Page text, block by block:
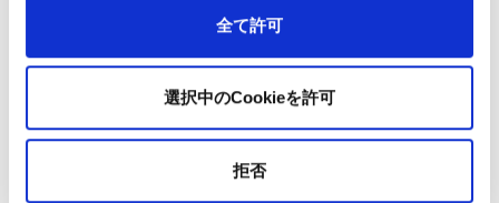
全て許可
選択中のCookieを許可
拒否
迅速かつ柔軟な意思決定体制の構築
Gartnerはこれを「高性能なGPSを持っているだけでなく、チーム
全体を目的地へと導く“ナビゲーター”となる力」だと表現し、未来
次世代CMO像：「Market Shaper（市場形